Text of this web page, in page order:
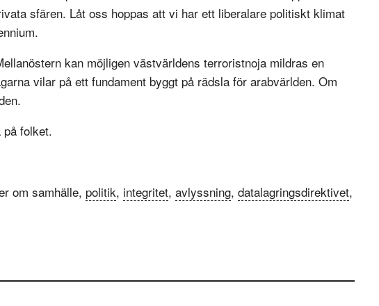
sfären. Låt oss hoppas att vi har ett liberalare politiskt klimat
kan möjligen västvärldens terroristnoja mildras en
vilar på ett fundament byggt på rädsla för arabvärlden. Om
folket.
om samhälle, politik, integritet, avlyssning, datalagringsdirektivet,